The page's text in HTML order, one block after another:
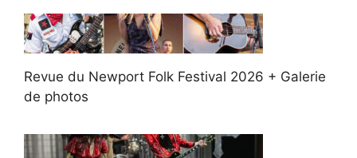
Revue du Newport Folk Festival 2026 + Galerie
de photos